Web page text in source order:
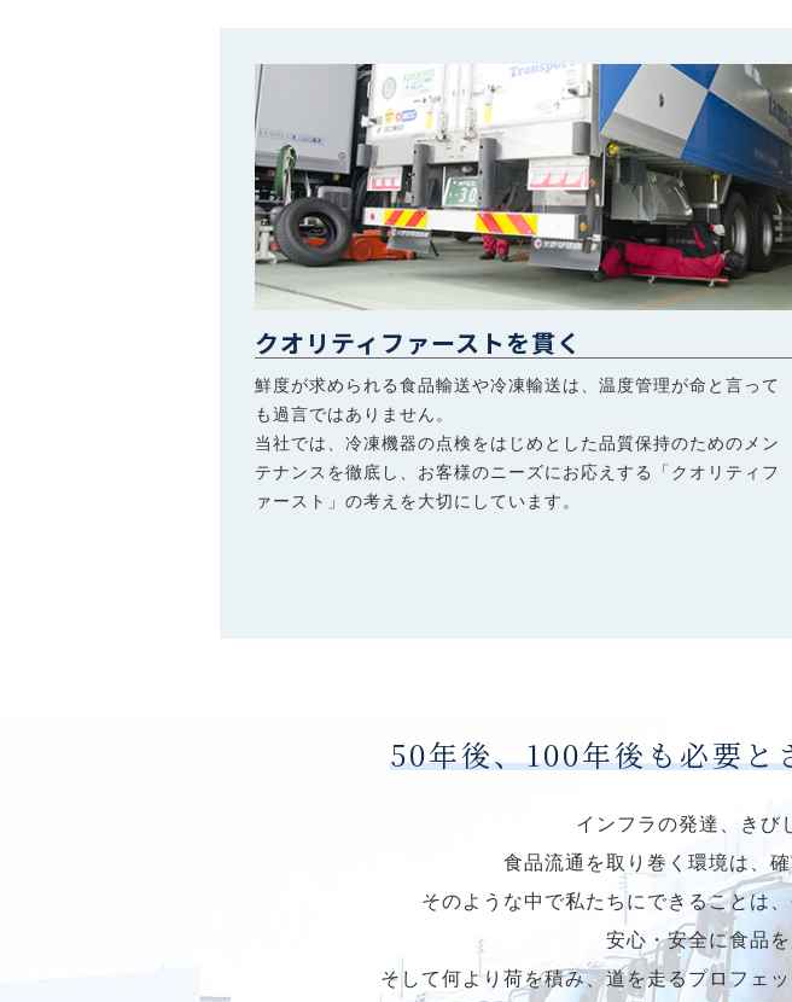
クオリティファーストを貫く
鮮度が求められる食品輸送や冷凍輸送は、温度管理が命と言って
も過言ではありません。
当社では、冷凍機器の点検をはじめとした品質保持のためのメン
テナンスを徹底し、お客様のニーズにお応えする「クオリティフ
ァースト」の考えを大切にしています。
50年後、100年後も必要
インフラの発達、きび
食品流通を取り巻く環境は、
そのような中で私たちにできることは
安心・安全に食品
そして何より荷を積み、道を走るプロフェ